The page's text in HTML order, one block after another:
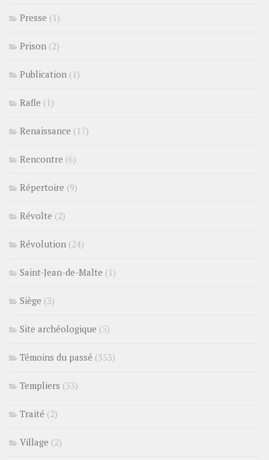
Presse (1)
Prison (2)
Publication (1)
Rafle (1)
Renaissance (17)
Rencontre (6)
Répertoire (9)
Révolte (2)
Révolution (24)
Saint-Jean-de-Malte (1)
Siège (3)
Site archéologique (5)
Témoins du passé (353)
Templiers (33)
Traité (2)
Village (2)